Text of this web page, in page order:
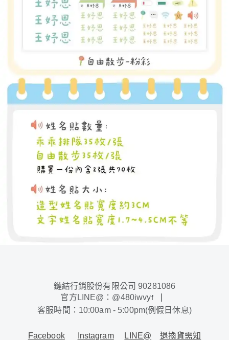
鏈結行銷股份有限公司 90281086
官方LINE@：@480iwvyf
客服時間：10:00am - 5:00pm(例假日休息)
Facebook Instagram LINE@ 退換貨需知